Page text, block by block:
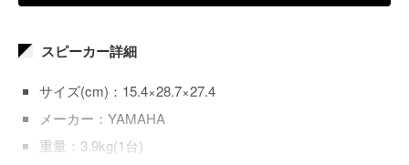
スピーカー詳細
サイズ(cm)：15.4×28.7×27.4
メーカー：YAMAHA
重量：3.9kg(1台)